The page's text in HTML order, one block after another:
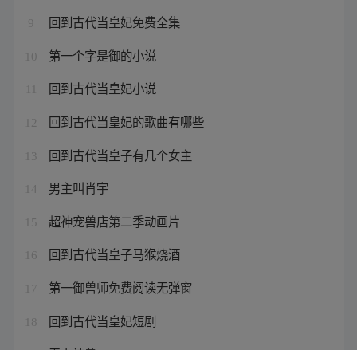
9 回到古代当皇妃免费全集
10 第一个字是御的小说
回到古代当皇妃小说
12 回到古代当皇妃的歌曲有哪些
13 回到古代当皇子有几个女主
14 男主叫肖宇
15 超神宠兽店第二季动画片
16 回到古代当皇子马猴烧酒
17 第一御兽师免费阅读无弹窗
18 回到古代当皇妃短剧